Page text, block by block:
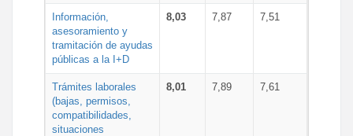
Información,
asesoramiento y
tramitación de ayudas
públicas a la I+D
8,03 7,87 7,51
Trámites laborales
(bajas, permisos,
compatibilidades,
situaciones
8,01 7,89 7,61